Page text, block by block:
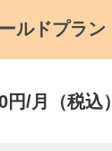
ルドプラン
円/月（税込）